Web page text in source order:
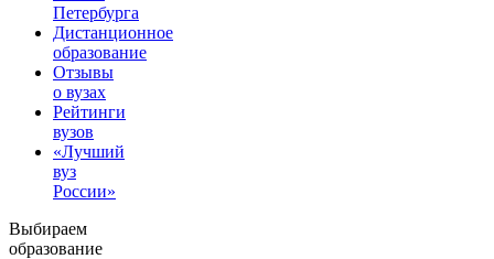
Петербурга
Дистанционное
образование
Отзывы
о вузах
Рейтинги
вузов
«Лучший
вуз
России»
Выбираем
образование